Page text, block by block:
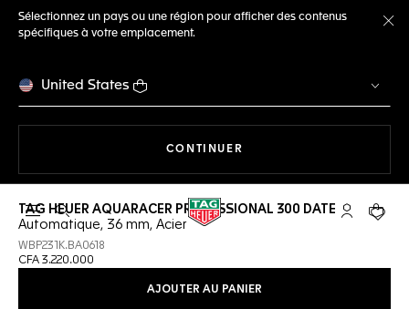
Sélectionnez un pays ou une région pour afficher des contenus
spécifiques à votre emplacement.
United States
CONTINUER
Ouvrir la barre de recherche Compte My
Votre
TAG HEUER AQUARACER PROFESSIONAL 300 DATE
Automatique, 36 mm, Acier
WBP231K.BA0618
CFA 3.220.000
AJOUTER AU PANIER